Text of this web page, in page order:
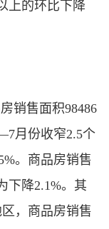
上的环比下降
售面积98486
月份收窄2.5个
。商品房销售
下降2.1%。其
，商品房销售